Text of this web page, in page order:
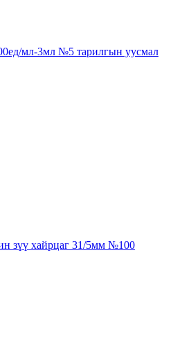
мл-3мл №5 тарилгын уусмал
зүү хайрцаг 31/5мм №100